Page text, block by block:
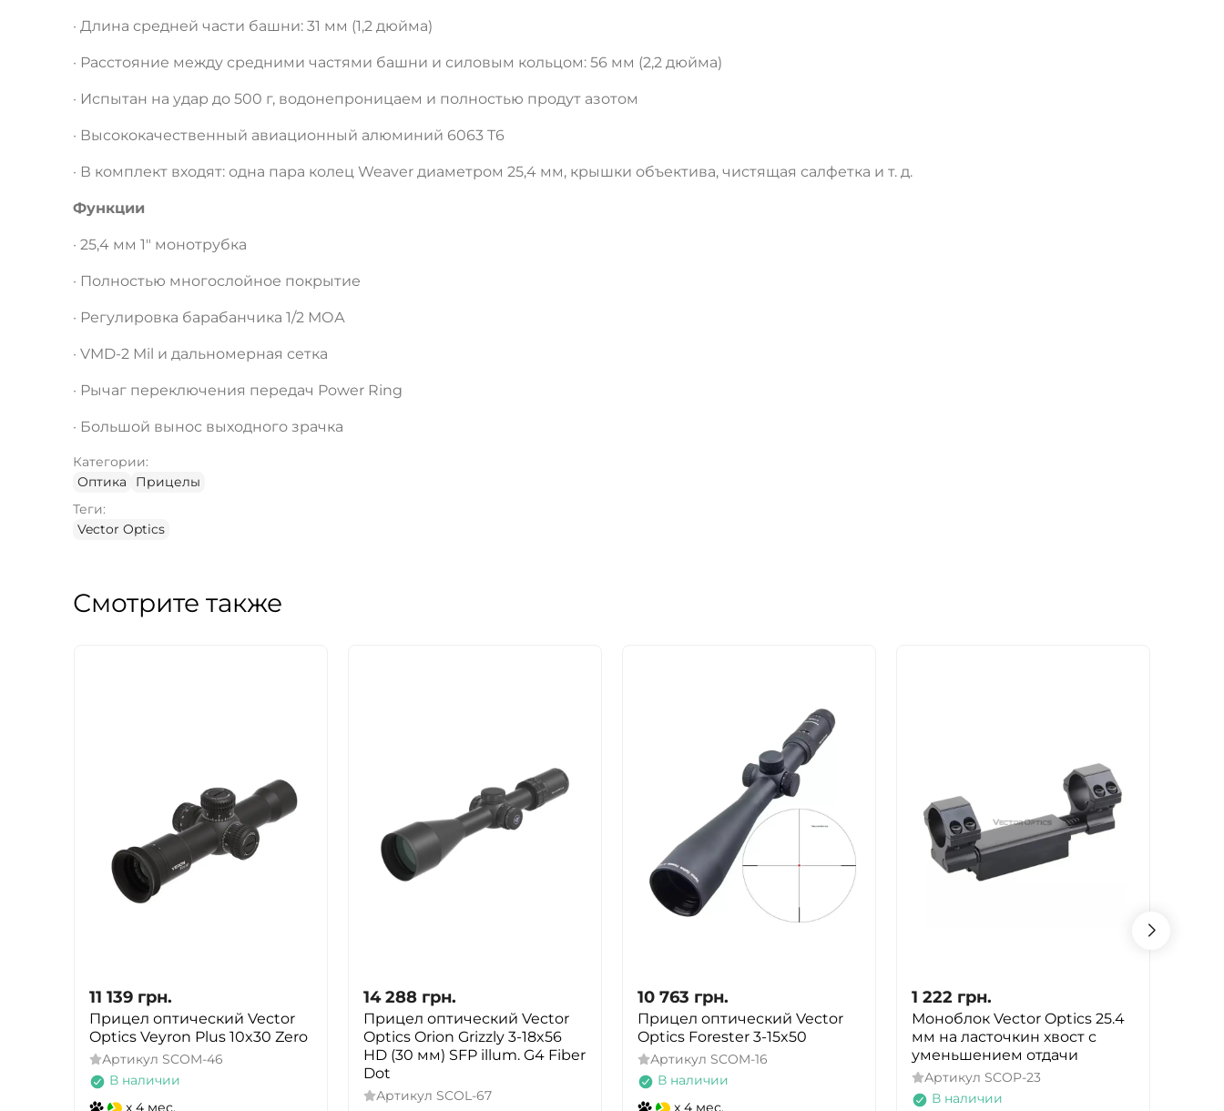
· Длина средней части башни: 31 мм (1,2 дюйма)
· Расстояние между средними частями башни и силовым кольцом: 56 мм (2,2 дюйма)
· Испытан на удар до 500 г, водонепроницаем и полностью продут азотом
· Высококачественный авиационный алюминий 6063 T6
· В комплект входят: одна пара колец Weaver диаметром 25,4 мм, крышки объектива, чистящая салфетка и т. д.
Функции
· 25,4 мм 1″ монотрубка
· Полностью многослойное покрытие
· Регулировка барабанчика 1/2 МОА
· VMD-2 Mil и дальномерная сетка
· Рычаг переключения передач Power Ring
· Большой вынос выходного зрачка
Категории:
Оптика
Прицелы
Теги:
Vector Optics
Смотрите также
11 139 грн.
Прицел оптический Vector
Optics Veyron Plus 10x30 Zero
Артикул SCOM-46
В наличии
x 4 мес.
14 288 грн.
Прицел оптический Vector
Optics Orion Grizzly 3-18x56
HD (30 мм) SFP illum. G4 Fiber
Dot
Артикул SCOL-67
10 763 грн.
Прицел оптический Vector
Optics Forester 3-15x50
Артикул SCOM-16
В наличии
x 4 мес.
1 222 грн.
Моноблок Vector Optics 25.4
мм на ласточкин хвост с
уменьшением отдачи
Артикул SCOP-23
В наличии